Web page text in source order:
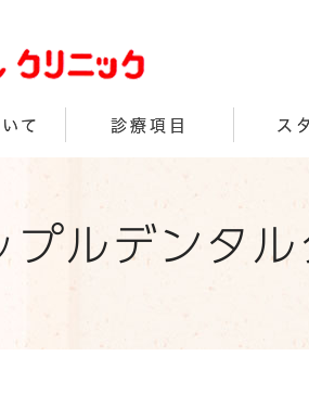
て 診療項目 ス
プルデンタ